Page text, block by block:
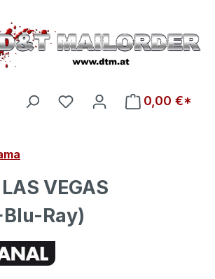
Du hast 0 Produkte auf
0,00 €*
VEGAS
Ray)